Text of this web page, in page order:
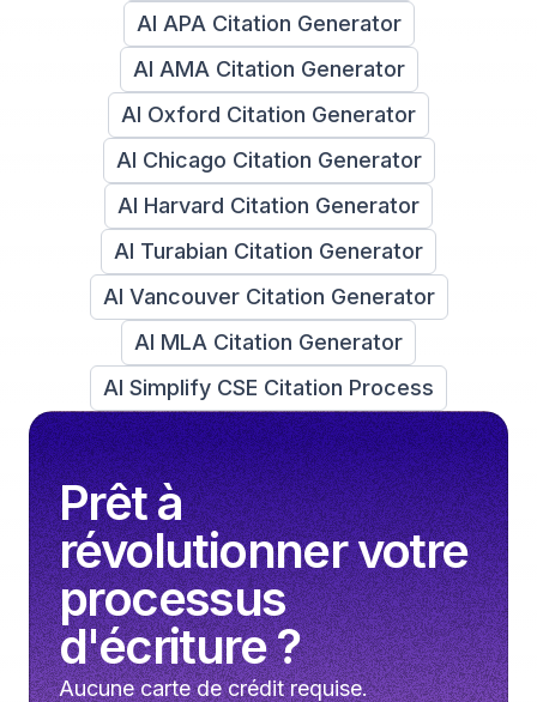
AI APA Citation Generator
AI AMA Citation Generator
AI Oxford Citation Generator
AI Chicago Citation Generator
AI Harvard Citation Generator
AI Turabian Citation Generator
AI Vancouver Citation Generator
AI MLA Citation Generator
AI Simplify CSE Citation Process
Prêt à
révolutionner votre
processus
d'écriture ?
Aucune carte de crédit requise.